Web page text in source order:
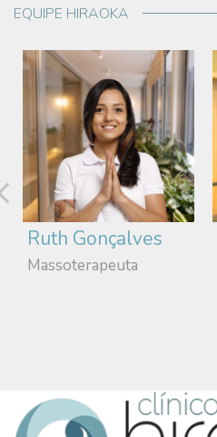
EQUIPE HIRAOKA
Ruth Gonçalves
Massoterapeuta